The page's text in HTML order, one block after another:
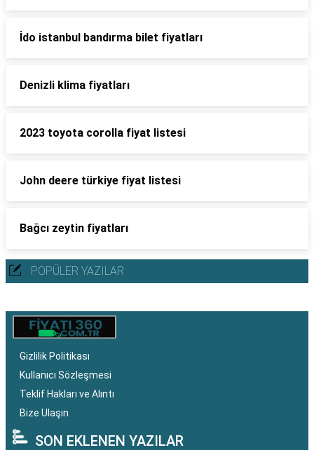
İdo istanbul bandırma bilet fiyatları
Denizli klima fiyatları
2023 toyota corolla fiyat listesi
John deere türkiye fiyat listesi
Bağcı zeytin fiyatları
POPÜLER YAZILAR
Gizlilik Politikası
Kullanıcı Sözleşmesi
Teklif Hakları ve Alıntı
Bize Ulaşın
SON EKLENEN YAZILAR